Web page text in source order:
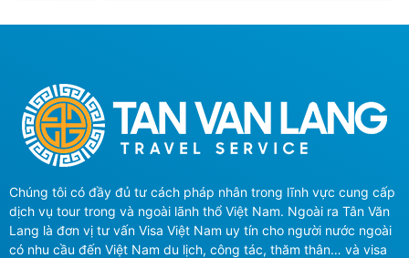
Chúng tôi có đầy đủ tư cách pháp nhân trong lĩnh vực cung cấp
dịch vụ tour trong và ngoài lãnh thổ Việt Nam. Ngoài ra Tân Văn
Lang là đơn vị tư vấn Visa Việt Nam uy tín cho người nước ngoài
có nhu cầu đến Việt Nam du lịch, công tác, thăm thân… và visa